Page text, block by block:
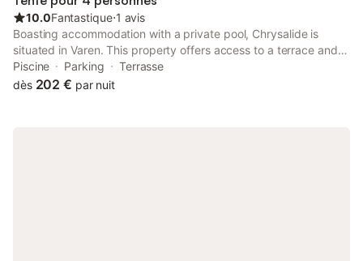
10.0Fantastique⋅1 avis
Boasting accommodation with a private pool, Chrysalide is
situated in Varen. This property offers access to a terrace and
free private parking. The property is non-smoking and is set 45
km from Toulouse-Lautrec Museum.
Piscine Parking
Terrasse
dès 202 € par nuit